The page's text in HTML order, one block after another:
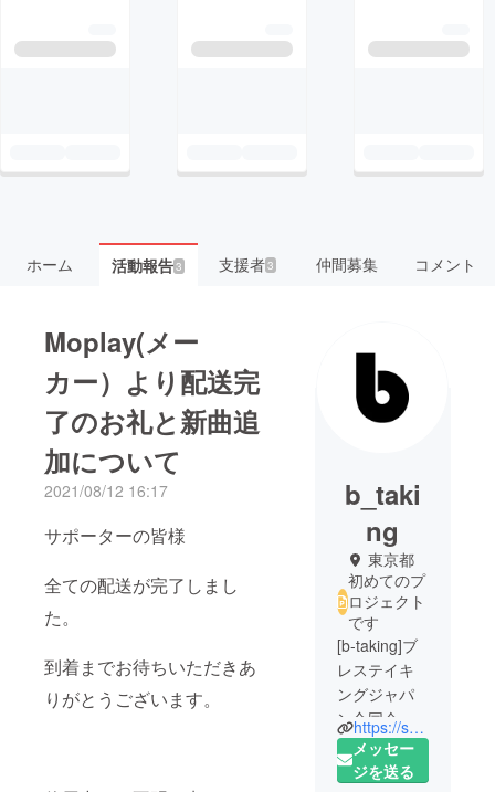
ホーム 活動報告3 支援者3 仲間募集 コメント
Moplay(メー
カー）より配送完
了のお礼と新曲追
加について
2021/08/12 16:17
サポーターの皆様
全ての配送が完了しまし
た。
到着までお待ちいただきあ
りがとうございます。
b_taki
ng
東京都
初めてのプ
ロジェクト
です
[b-taking]ブ
レステイキ
ングジャパ
ン合同会社
は、海外の
優れたデザ
https://smartdrum.mystrikingly.com/
メッセー
ジを送る